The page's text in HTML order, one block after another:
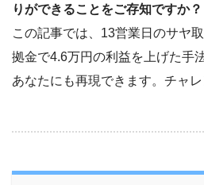
りができることをご存知ですか？
この記事では、13営業日のサヤ
拠金で4.6万円の利益を上げた手
あなたにも再現できます。チャ